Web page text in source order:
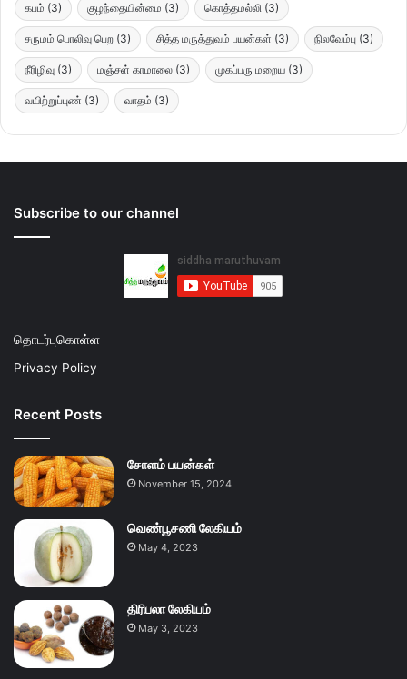
கபம் (3) குழந்தையின்மை (3) கொத்தமல்லி (3)
சருமம் பொலிவு பெற (3) சித்த மருத்துவம் பயன்கள் (3) நிலவேம்பு (3)
நீரிழிவு (3) மஞ்சள் காமாலை (3) முகப்பரு மறைய (3)
வயிற்றுப்புண் (3) வாதம் (3)
Subscribe to our channel
தொடர்புகொள்ள
Privacy Policy
Recent Posts
சோளம் பயன்கள்
November 15, 2024
வெண்பூசணி லேகியம்
May 4, 2023
திரிபலா லேகியம்
May 3, 2023